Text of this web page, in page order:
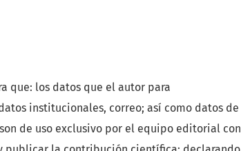
que: los datos que el autor para
institucionales, correo; así como datos de
de uso exclusivo por el equipo editorial con